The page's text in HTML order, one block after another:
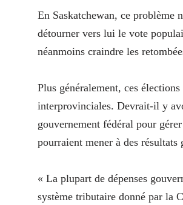
En Saskatchewan, ce problème
détourner vers lui le vote
néanmoins craindre les
Plus généralement, ces
interprovinciales. Devrait-il y
gouvernement fédéral pour
pourraient mener à des
« La plupart de dépenses
système tributaire donné par la